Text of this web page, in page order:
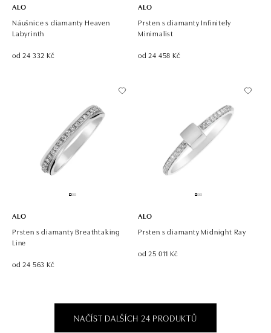
ALO
Náušnice s diamanty Heaven
Labyrinth
od 24 332 Kč
ALO
Prsten s diamanty Infinitely
Minimalist
od 24 458 Kč
ALO
Prsten s diamanty Breathtaking
Line
od 24 563 Kč
ALO
Prsten s diamanty Midnight Ray
od 25 011 Kč
NAČÍST DALŠÍCH 24 PRODUKTŮ